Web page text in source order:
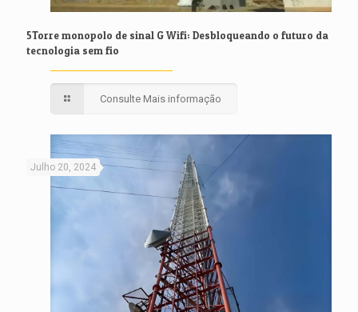
5Torre monopolo de sinal G Wifi: Desbloqueando o futuro da
tecnologia sem fio
Consulte Mais informação
Julho 20, 2024